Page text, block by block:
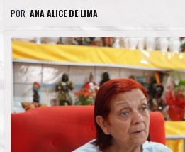
POR ANA ALICE DE LIMA